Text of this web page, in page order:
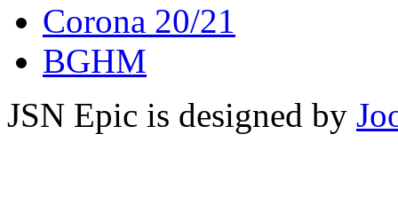
Corona 20/21
BGHM
JSN Epic is designed by